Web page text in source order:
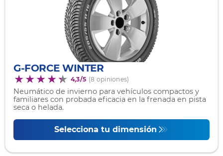
G-FORCE WINTER
4,3/5 (8 opiniones)
Neumático de invierno para vehículos compactos y
familiares con probada eficacia en la frenada en pista
seca o helada.
Selecciona tu dimensión